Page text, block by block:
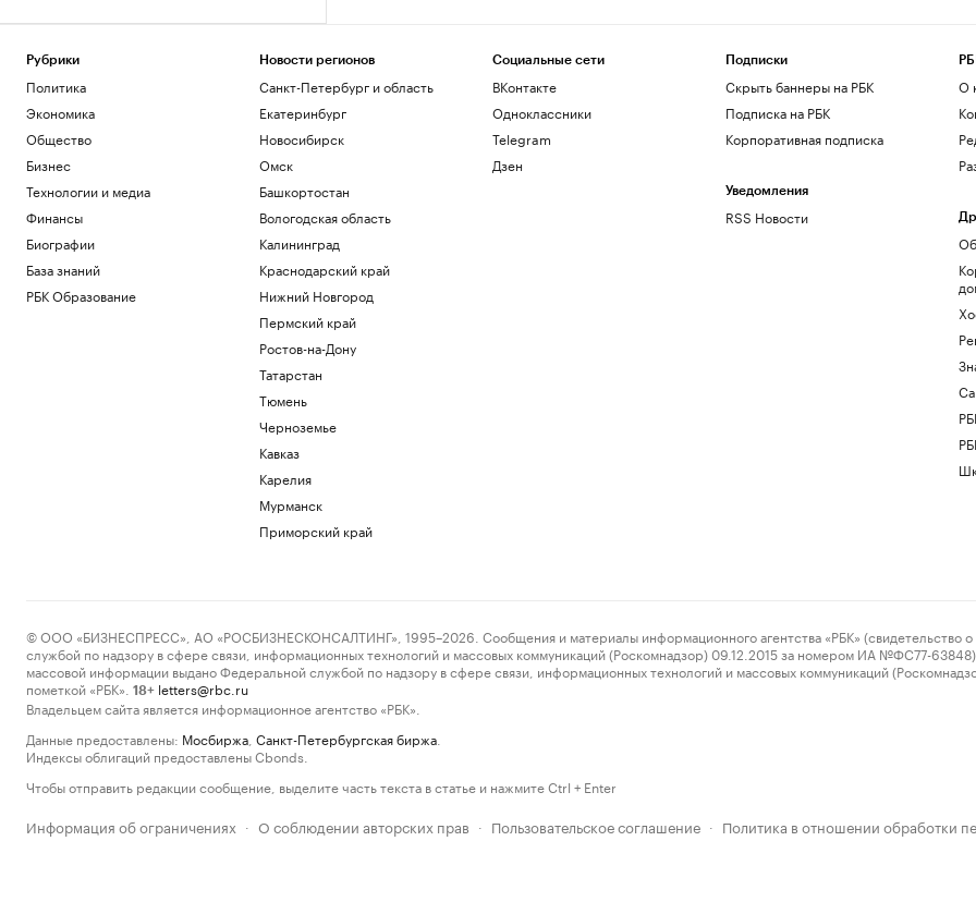
Рубрики
Политика
Экономика
Общество
Бизнес
Технологии и медиа
Финансы
Биографии
База знаний
РБК Образование
Новости регионов
Санкт-Петербург и область
Екатеринбург
Новосибирск
Омск
Башкортостан
Вологодская область
Калининград
Краснодарский край
Нижний Новгород
Пермский край
Ростов-на-Дону
Татарстан
Тюмень
Черноземье
Кавказ
Карелия
Мурманск
Приморский край
Социальные сети
ВКонтакте
Одноклассники
Telegram
Дзен
Подписки
Скрыть баннеры на РБК
Подписка на РБК
Корпоративная подписка
Уведомления
RSS Новости
О
© ООО «БИЗНЕСПРЕСС», АО «РОСБИЗНЕСКОНСАЛТИНГ», 1995–2026. Сообщения и материалы информационного агентства «РБК» (свидетельство о
службой по надзору в сфере связи, информационных технологий и массовых коммуникаций (Роскомнадзор) 09.12.2015 за номером ИА №ФС77-63848)
массовой информации выдано Федеральной службой по надзору в сфере связи, информационных технологий и массовых коммуникаций
пометкой «РБК».
18+ letters@rbc.ru
Владельцем сайта является информационное агентство «РБК».
Данные предоставлены: Мосбиржа Санкт-Петербургская биржа
Индексы облигаций предоставлены Cbonds.
Чтобы отправить редакции сообщение, выделите часть текста в статье и нажмите Ctrl + Enter
Информация об ограничениях · О соблюдении авторских прав · Пользовательское соглашение · Политика в отношении обработки